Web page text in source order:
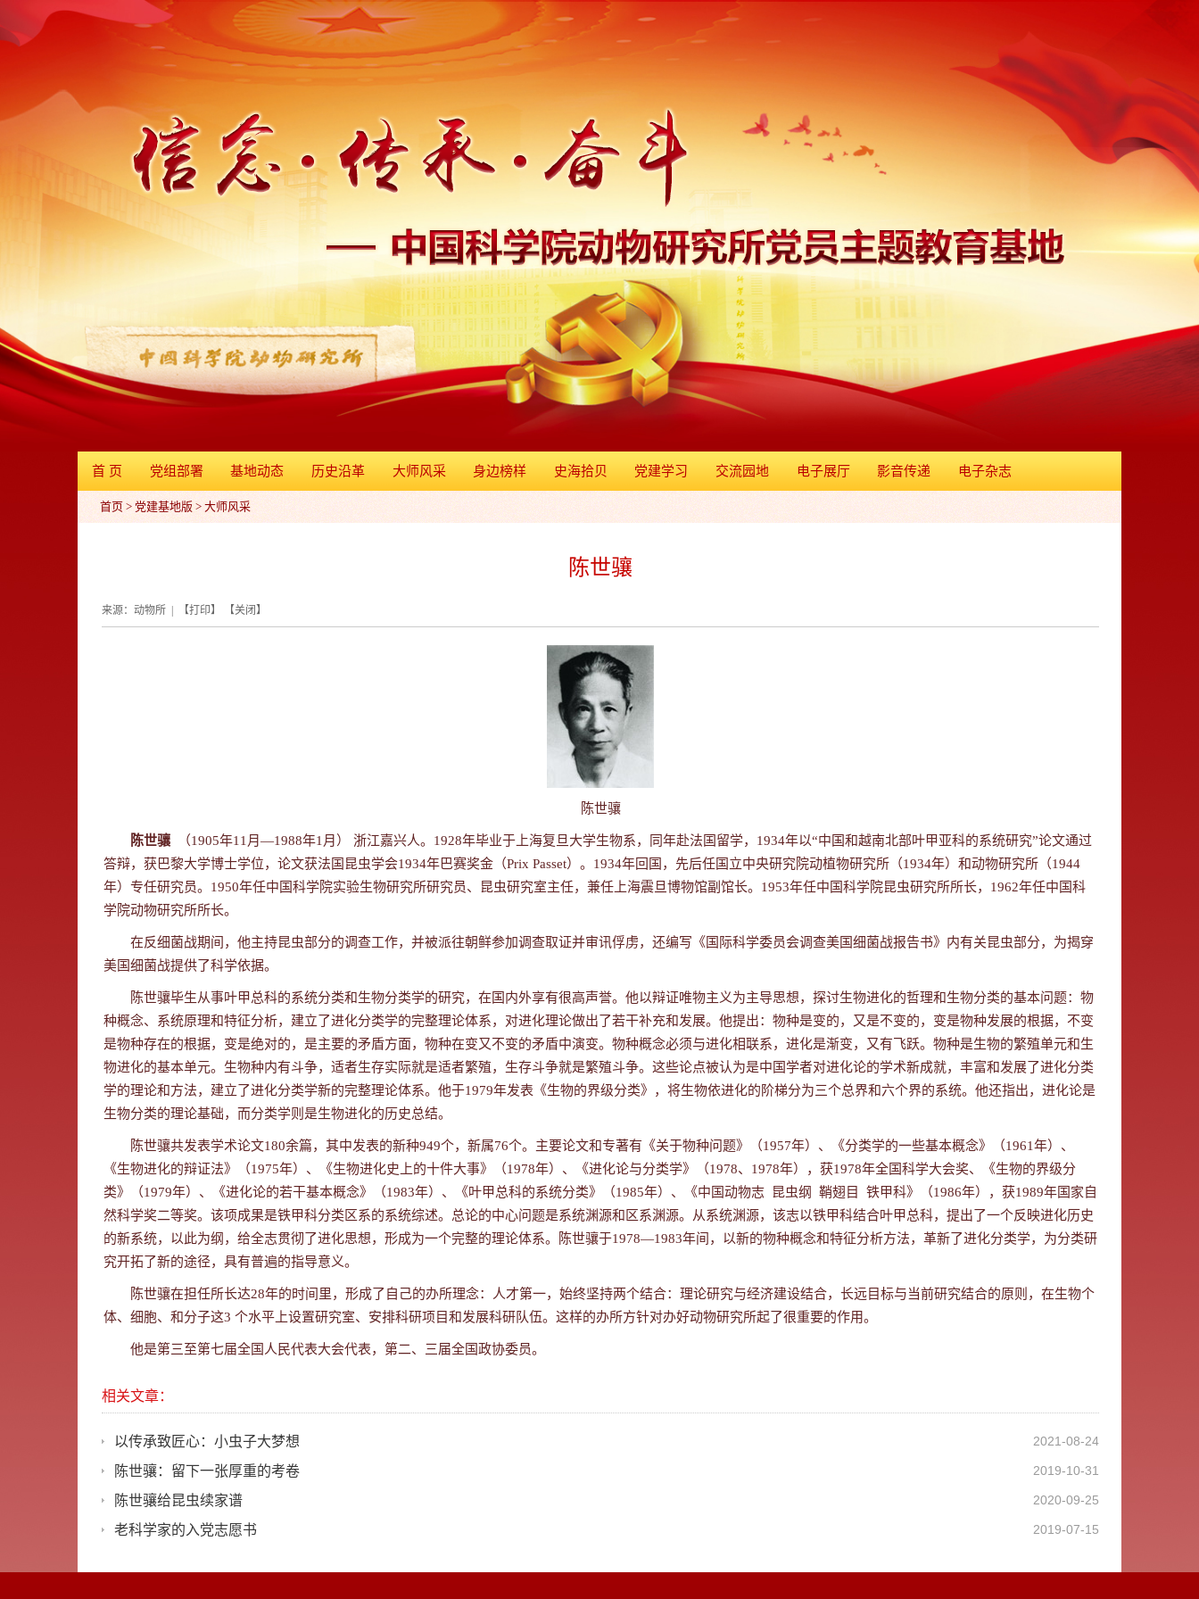
首 页 党组部署 基地动态 历史沿革 大师风采 身边榜样 史海拾贝 党建学习 交流园地 电子展厅 影音传递 电子杂志
首页 > 党建基地版 > 大师风采
陈世骧
来源：动物所 | 【打印】 【关闭 】
陈世骧
陈世骧 （1905年11 月—1988年1 月） 浙江嘉兴人。 1928年毕业于上海复旦大学生物系，同年赴法国留学， 1934年以“中国和越南北部叶甲亚科的系统研究”论文通过
答辩，获巴黎大学博士学位，论文获法国昆虫学会1934年巴赛奖金（Prix Passet）。 1934年回国，先后任国立中央研究院动植物研究所（1934年）和动物研究所（1944
年）专任研究员。 1950年任中国科学院实验生物研究所研究员、昆虫研究室主任，兼任上海震旦博物馆副馆长。 1953年任中国科学院昆虫研究所所长， 1962年任中国科
学院动物研究所所长。
在反细菌战期间，他主持昆虫部分的调查工作，并被派往朝鲜参加调查取证并审讯俘虏，还编写《国际科学委员会调查美国细菌战报告书》内有关昆虫部分，为揭穿
美国细菌战提供了科学依据。
陈世骧毕生从事叶甲总科的系统分类和生物分类学的研究，在国内外享有很高声誉。他以辩证唯物主义为主导思想，探讨生物进化的哲理和生物分类的基本问题：物
种概念、系统原理和特征分析，建立了进化分类学的完整理论体系，对进化理论做出了若干补充和发展。他提出：物种是变的，又是不变的，变是物种发展的根据，不变
是物种存在的根据，变是绝对的，是主要的矛盾方面，物种在变又不变的矛盾中演变。物种概念必须与进化相联系，进化是渐变，又有飞跃。物种是生物的繁殖单元和生
物进化的基本单元。生物种内有斗争，适者生存实际就是适者繁殖，生存斗争就是繁殖斗争。这些论点被认为是中国学者对进化论的学术新成就，丰富和发展了进化分类
学的理论和方法，建立了进化分类学新的完整理论体系。他于1979年发表《生物的界级分类》，将生物依进化的阶梯分为三个总界和六个界的系统。他还指出，进化论是
生物分类的理论基础，而分类学则是生物进化的历史总结。
陈世骧共发表学术论文180余篇，其中发表的新种949个，新属76个。主要论文和专著有《关于物种问题》（1957年）、《分类学的一些基本概念》（1961年）、
《生物进化的辩证法》（1975年）、《生物进化史上的十件大事》（1978年）、《进化论与分类学》（1978、 1978年），获1978年全国科学大会奖、《生物的界级分
类》（1979年）、《进化论的若干基本概念》（1983年）、《叶甲总科的系统分类》（1985年）、《中国动物志 昆虫纲 鞘翅目 铁甲科》（1986年），获1989年国家自
然科学奖二等奖。该项成果是铁甲科分类区系的系统综述。总论的中心问题是系统渊源和区系渊源。从系统渊源，该志以铁甲科结合叶甲总科，提出了一个反映进化历史
的新系统，以此为纲，给全志贯彻了进化思想，形成为一个完整的理论体系。陈世骧于1978—1983年间，以新的物种概念和特征分析方法，革新了进化分类学，为分类研
究开拓了新的途径，具有普遍的指导意义。
陈世骧在担任所长达28年的时间里，形成了自己的办所理念：人才第一，始终坚持两个结合：理论研究与经济建设结合，长远目标与当前研究结合的原则，在生物个
体、细胞、和分子这3 个水平上设置研究室、安排科研项目和发展科研队伍。这样的办所方针对办好动物研究所起了很重要的作用。
他是第三至第七届全国人民代表大会代表，第二、三届全国政协委员。
相关文章：
2021-08-24
以传承致匠心：小虫子大梦想
2019-10-31
陈世骧：留下一张厚重的考卷
2020-09-25
陈世骧给昆虫续家谱
2019-07-15
老科学家的入党志愿书